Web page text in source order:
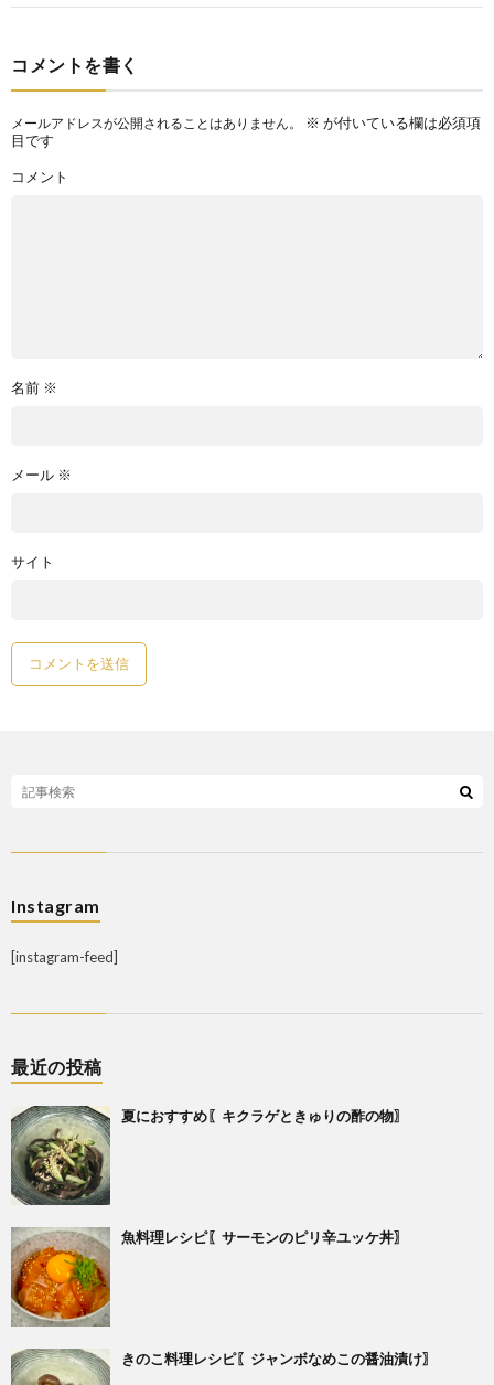
コメントを書く
メールアドレスが公開されることはありません。 ※ が付いている欄は必須項
目です
コメント
名前 ※
メール ※
サイト
Instagram
[instagram-feed]
最近の投稿
夏におすすめ〖キクラゲときゅりの酢の物〗
魚料理レシピ〖サーモンのピリ辛ユッケ丼〗
きのこ料理レシピ〖ジャンボなめこの醤油漬け〗